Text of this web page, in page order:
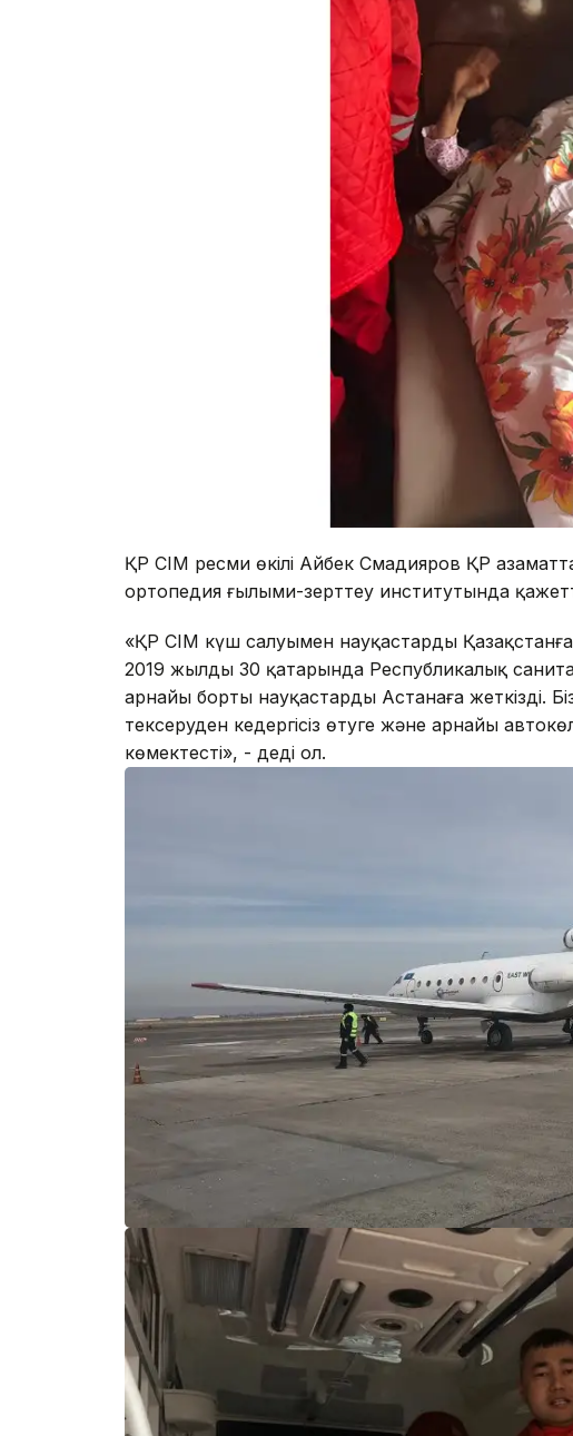
ҚР СІМ ресми өкілі Айбек Смадияров ҚР
ортопедия ғылыми-зерттеу институтында
«ҚР СІМ күш салуымен науқастарды
2019 жылдың 30 қаңтарында Республикалық
арнайы борты науқастарды Астанаға жеткізді.
тексеруден кедергісіз өтуге және арнайы
көмектесті», - деді ол.